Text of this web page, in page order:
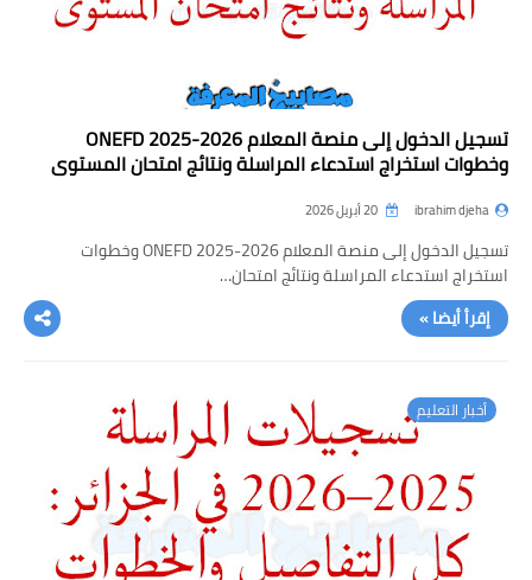
تسجيل الدخول إلى منصة المعلام ONEFD 2025-2026
وخطوات استخراج استدعاء المراسلة ونتائج امتحان المستوى
ibrahim djeha
تسجيل الدخول إلى منصة المعلام ONEFD 2025-2026 وخطوات
استخراج استدعاء المراسلة ونتائج امتحان…
إقرأ أيضا »
أخبار التعليم